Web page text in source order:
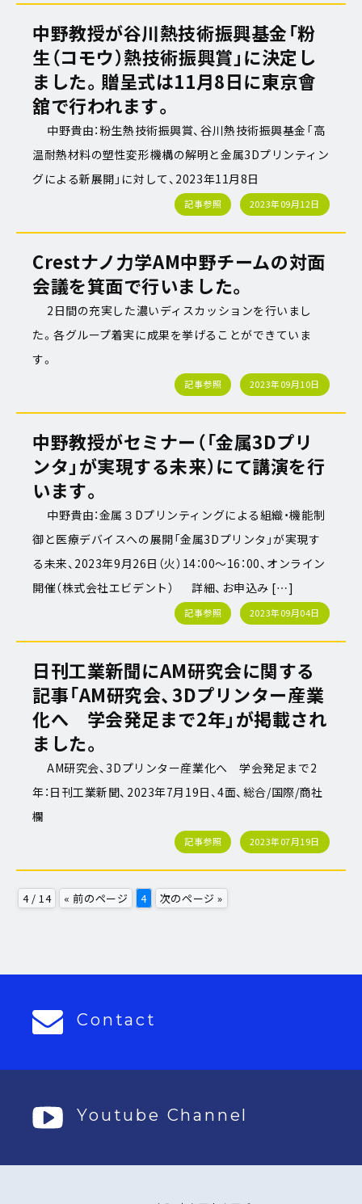
中野教授が谷川熱技術振興基金「粉
生（コモウ）熱技術振興賞」に決定し
ました。贈呈式は11月8日に東京會
舘で行われます。
中野貴由：粉生熱技術振興賞、谷川熱技術振興基金「高
温耐熱材料の塑性変形機構の解明と金属3Dプリンティン
グによる新展開」に対して、2023年11月8日
記事参照 2023年09月12日
Crestナノ力学AM中野チームの対面
会議を箕面で行いました。
2日間の充実した濃いディスカッションを行いまし
た。各グループ着実に成果を挙げることができていま
す。
記事参照 2023年09月10日
中野教授がセミナー（「金属3Dプリ
ンタ」が実現する未来）にて講演を行
います。
中野貴由：金属３Dプリンティングによる組織・機能制
御と医療デバイスへの展開「金属3Dプリンタ」が実現す
る未来、2023年9月26日（火）14：00～16：00、オンライン
開催（株式会社エビデント） 詳細、お申込み […]
記事参照 2023年09月04日
日刊工業新聞にAM研究会に関する
記事「AM研究会、3Dプリンター産業
化へ 学会発足まで2年」が掲載され
ました。
AM研究会、3Dプリンター産業化へ 学会発足まで2
年：日刊工業新聞、2023年7月19日、4面、総合/国際/商社
欄
記事参照 2023年07月19日
4 / 14 « 前のページ 4 次のページ »
Contact
Youtube Channel